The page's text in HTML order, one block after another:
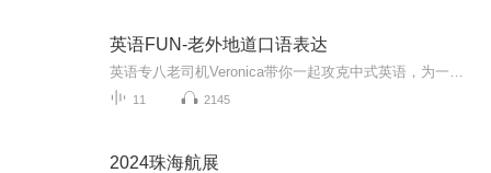
英语FUN-老外地道口语表达
11 2145
2024珠海航展